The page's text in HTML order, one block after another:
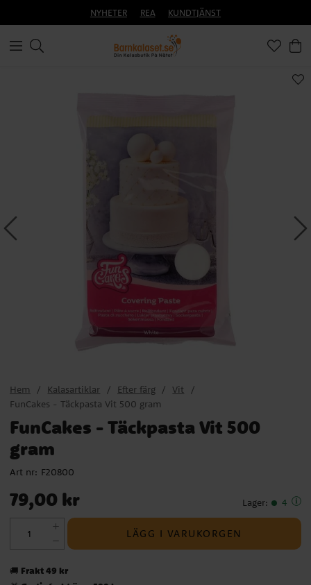
NYHETER REA KUNDTJÄNST
Hem Kalasartiklar Efter färg
Vit
FunCakes - Täckpasta Vit 500 gram
FunCakes - Täckpasta Vit 500
gram
Art nr: F20800
Pris: 79,00 kr
79,00 kr Lager: 4
LÄGG I VARUKORGEN
🚚 Frakt 49 kr